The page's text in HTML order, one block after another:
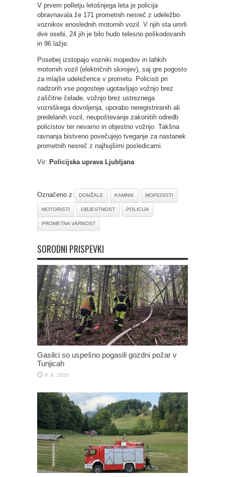
V prvem polletju letošnjega leta je policija
obravnavala že 171 prometnih nesreč z udeležbo
voznikov enoslednih motornih vozil. V njih sta umrli
dve osebi, 24 jih je bilo hudo telesno poškodovanih
in 96 lažje.
Posebej izstopajo vozniki mopedov in lahkih
motornih vozil (električnih skirojev), saj gre pogosto
za mlajše udeležence v prometu. Policisti pri
nadzorih vse pogosteje ugotavljajo vožnjo brez
zaščitne čelade, vožnjo brez ustreznega
vozniškega dovoljenja, uporabo neregistriranih ali
predelanih vozil, neupoštevanje zakonitih odredb
policistov ter nevarno in objestno vožnjo. Takšna
ravnanja bistveno povečujejo tveganje za nastanek
prometnih nesreč z najhujšimi posledicami.
Vir: Policijska uprava Ljubljana
Označeno z: DOMŽALE KAMNIK MOPEDISTI
MOTORISTI OBJESTNOST POLICIJA
PROMETNA VARNOST
SORODNI PRISPEVKI
Gasilci so uspešno pogasili gozdni požar v
Tunjicah
8. 8. 2026